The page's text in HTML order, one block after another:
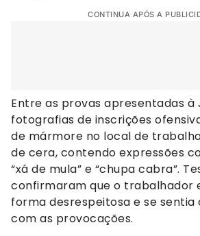
CONTINUA APÓS A
Entre as provas apresentadas à
fotografias de inscrições
de mármore no local de
de cera, contendo expressões
“xá de mula” e “chupa cabra”.
confirmaram que o trabalhador
forma desrespeitosa e se
com as provocações.